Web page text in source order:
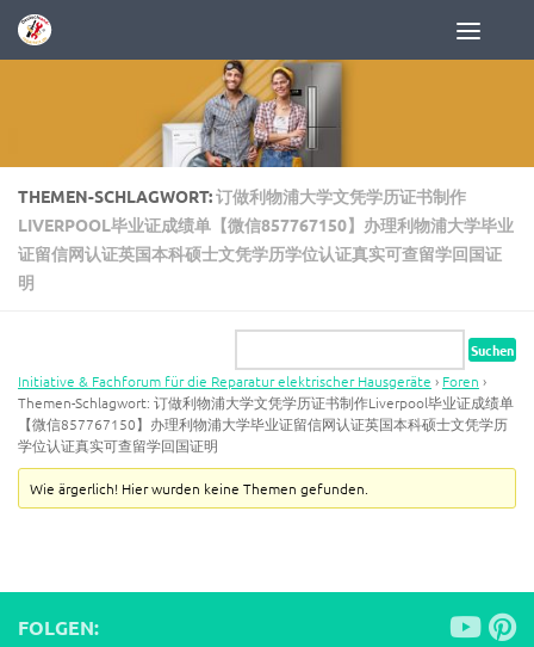
Zum Inhalt springen
THEMEN-SCHLAGWORT:订做利物浦大学文凭学历证书制作
LIVERPOOL毕业证成绩单【微信857767150】办理利物浦大学毕业
证留信网认证英国本科硕士文凭学历学位认证真实可查留学回国证
明
Initiative & Fachforum für die Reparatur elektrischer Hausgeräte › Foren ›
Themen-Schlagwort: 订做利物浦大学文凭学历证书制作Liverpool毕业证成绩单
【微信857767150】办理利物浦大学毕业证留信网认证英国本科硕士文凭学历
学位认证真实可查留学回国证明
Wie ärgerlich! Hier wurden keine Themen gefunden.
FOLGEN: